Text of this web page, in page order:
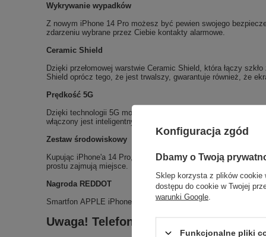
Wykrywanie wypadków
Z nowym iPhone 14 Pro możesz być pewien swojego
zdarzeniu wybrane przez Ciebie kontakty alarmowe.
Ceramic Shield
Dzięki przełomowej warstwie Ceramic Shield, która łączy
Shield oprócz tego, że jest trwalszy, gwarantuje również, że
Prędkość 5G
Dzięki technologii 5G możesz używać iPhone'a 14 Pro do
włączony jest inteligentny tryb danych, prędkość transmisji
Zestaw środowiskowy
Kupując iPhone'a 14 Pro, otrzymujesz również kabel USB-C/
prostu zajmują miejsce.
Nagroda REDDOT
Smartfon APPLE iPhone 14 Pro 128GB w roku 2023 został
Uwaga! Telefon posiada zbity ekran
Konfiguracja zgód
Dbamy o Twoją
Sklep korzysta z plików cookie
dostępu do cookie w Twojej
warunki Google
Funkcjonalne pliki